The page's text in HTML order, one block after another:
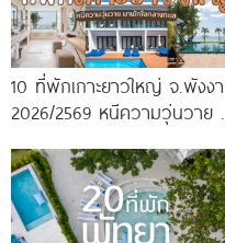
10 ที่พักเกาะยาวใหญ่ จ.พังงา
2026/2569 หนีความวุ่นวาย